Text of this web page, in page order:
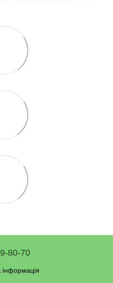
80-70
інформація